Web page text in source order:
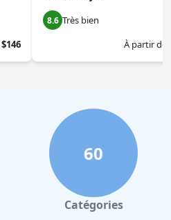
$146
8.6 Très bien
À partir de
60
Catégories